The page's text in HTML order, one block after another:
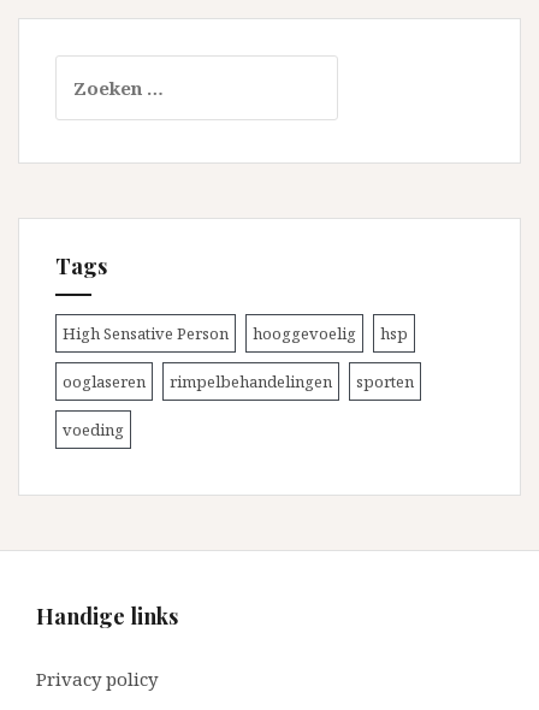
naar:
Tags
High Sensative Person hooggevoelig hsp
ooglaseren rimpelbehandelingen sporten
voeding
Handige links
Privacy policy